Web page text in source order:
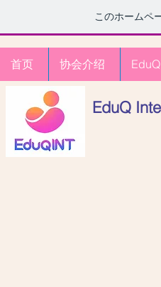
このホームペ
首页 协会介绍
EduQ